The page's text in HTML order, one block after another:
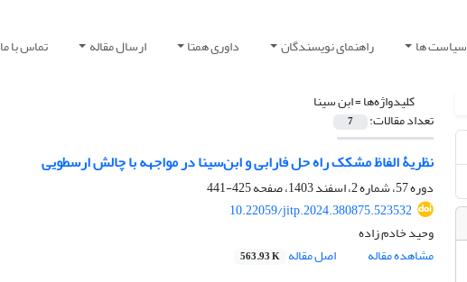
سیاست ها راهنمای نویسندگان داوری همتا ارسال مقاله تماس با ما
کلیدواژه‌ها =ابن سینا
تعداد مقالات: 7
نظریۀ الفاظ مشکک‏ راه حل فارابی و ابن‌سینا‌ در مواجهه با چالش ارسطویی
دوره 57، شماره 2، اسفند 1403، صفحه
425-441
10.22059/jitp.2024.380875.523532
وحید خادم زاده
مشاهده مقاله
اصل مقاله 563.93 K